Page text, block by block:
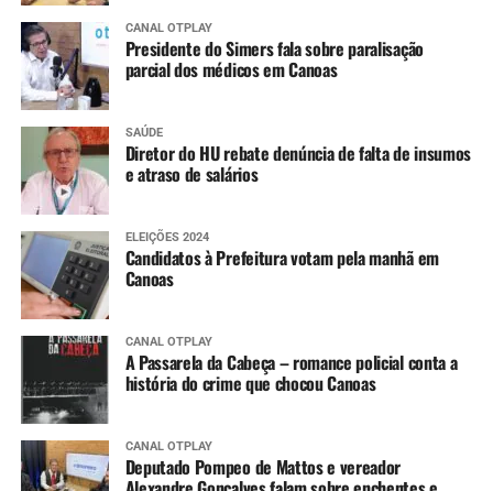
CANAL OTPLAY
Presidente do Simers fala sobre paralisação
parcial dos médicos em Canoas
SAÚDE
Diretor do HU rebate denúncia de falta de insumos
e atraso de salários
ELEIÇÕES 2024
Candidatos à Prefeitura votam pela manhã em
Canoas
CANAL OTPLAY
A Passarela da Cabeça – romance policial conta a
história do crime que chocou Canoas
CANAL OTPLAY
Deputado Pompeo de Mattos e vereador